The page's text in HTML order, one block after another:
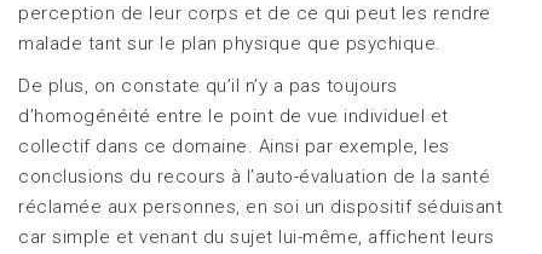
perception de leur corps et de ce qui peut les rendre
malade tant sur le plan physique que psychique.
De plus, on constate qu’il n’y a pas toujours
d’homogénéité entre le point de vue individuel et
collectif dans ce domaine. Ainsi par exemple, les
conclusions du recours à l’auto-évaluation de la santé
réclamée aux personnes, en soi un dispositif séduisant
car simple et venant du sujet lui-même, affichent leurs